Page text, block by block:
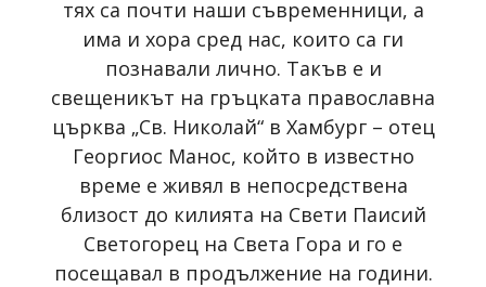
тях са почти наши съвременници, а
има и хора сред нас, които са ги
познавали лично. Такъв е и
свещеникът на гръцката православна
църква „Св. Николай“ в Хамбург – отец
Георгиос Манос, който в известно
време е живял в непосредствена
близост до килията на Свети Паисий
Светогорец на Света Гора и го е
посещавал в продължение на години.